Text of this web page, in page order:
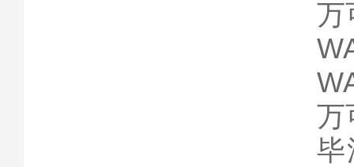
万
万
毕